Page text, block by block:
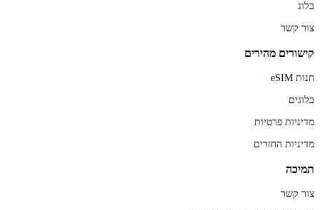
בלוג
צור קשר
קישורים מהירים
חנות eSIM
בלוגים
מדיניות פרטיות
מדיניות החזרים
תמיכה
צור קשר